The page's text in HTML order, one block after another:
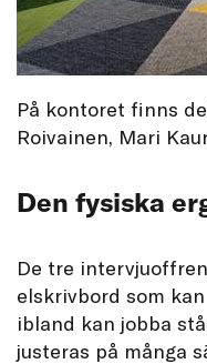
På kontoret finns
Roivainen, Mari
Den fysiska
De tre
elskrivbord som
ibland kan jobba
justeras på många